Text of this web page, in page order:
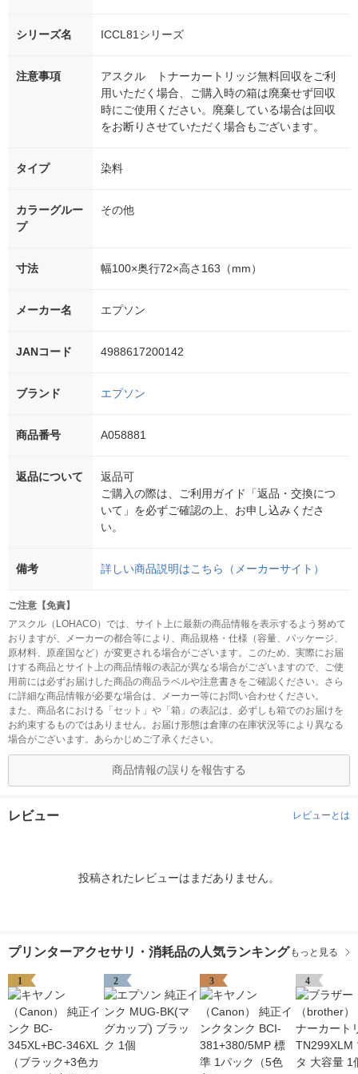
シリーズ名 ICCL81シリーズ
注意事項
アスクル トナーカートリッジ無料回収をご利
用いただく場合、ご購入時の箱は廃棄せず回収
時にご使用ください。廃棄している場合は回収
をお断りさせていただく場合もございます。
タイプ 染料
カラーグルー
プ
その他
寸法 幅100×奥行72×高さ163（mm）
メーカー名 エプソン
JANコード 4988617200142
ブランド エプソン
商品番号 A058881
返品について
返品可
ご購入の際は、ご利用ガイド「返品・交換につ
いて」を必ずご確認の上、お申し込みくださ
い。
備考 詳しい商品説明はこちら（メーカーサイト）
ご注意【免責】
アスクル（LOHACO）では、サイト上に最新の商品情報を表示するよう努めて
おりますが、メーカーの都合等により、商品規格・仕様（容量、パッケージ、
原材料、原産国など）が変更される場合がございます。このため、実際にお届
けする商品とサイト上の商品情報の表記が異なる場合がございますので、ご使
用前には必ずお届けした商品の商品ラベルや注意書きをご確認ください。さら
に詳細な商品情報が必要な場合は、メーカー等にお問い合わせください。
また、商品名における「セット」や「箱」の表記は、必ずしも箱でのお届けを
お約束するものではありません。お届け形態は倉庫の在庫状況等により異なる
場合がございます。あらかじめご了承ください。
商品情報の誤りを報告する
レビュー レビューとは
投稿されたレビューはまだありません。
プリンターアクセサリ・消耗品の人気ランキング もっと見る
1 2 3 4